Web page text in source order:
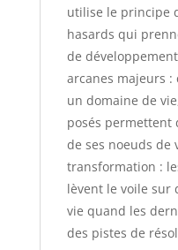
utilise le principe
hasards qui
de
arcanes majeurs
un domaine de
posés permettent
de ses noeuds de
transformation :
lèvent le voile sur
vie quand les
des pistes de